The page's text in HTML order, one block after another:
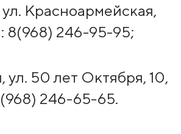
Красноармейская,
8(968) 246-95-95;
50 лет Октября, 10,
246-65-65.